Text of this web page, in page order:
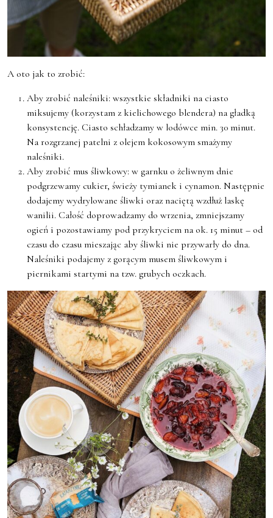
A oto jak to zrobić:
Aby zrobić naleśniki: wszystkie składniki na ciasto
miksujemy (korzystam z kielichowego blendera) na gładką
konsystencję. Ciasto schładzamy w lodówce min. 30 minut.
Na rozgrzanej patelni z olejem kokosowym smażymy
naleśniki.
Aby zrobić mus śliwkowy: w garnku o żeliwnym dnie
podgrzewamy cukier, świeży tymianek i cynamon. Następnie
dodajemy wydrylowane śliwki oraz naciętą wzdłuż laskę
wanilii. Całość doprowadzamy do wrzenia, zmniejszamy
ogień i pozostawiamy pod przykryciem na ok. 15 minut – od
czasu do czasu mieszając aby śliwki nie przywarły do dna.
Naleśniki podajemy z gorącym musem śliwkowym i
piernikami startymi na tzw. grubych oczkach.